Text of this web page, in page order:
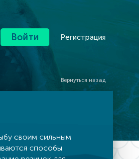
Войти Регистрация
Вернуться назад
своим сильным
способы